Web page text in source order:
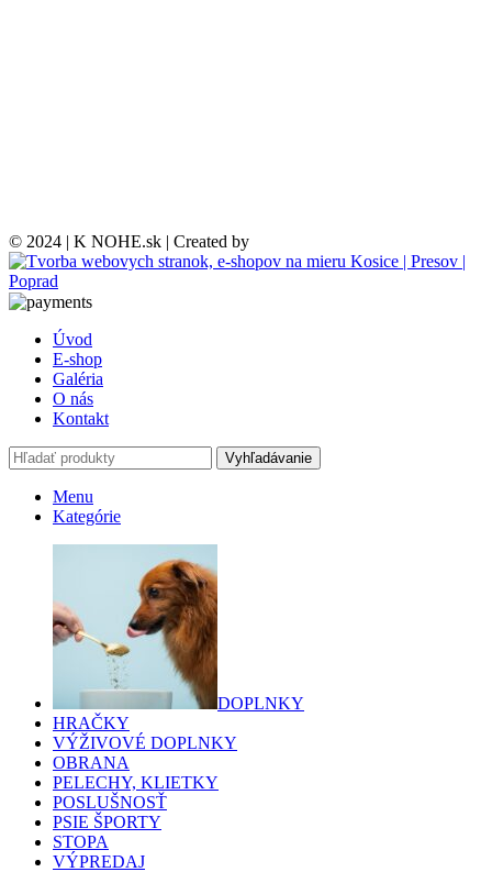
© 2024 | K NOHE.sk | Created by
Úvod
E-shop
Galéria
O nás
Kontakt
Vyhľadávanie
Menu
Kategórie
DOPLNKY
HRAČKY
VÝŽIVOVÉ DOPLNKY
OBRANA
PELECHY, KLIETKY
POSLUŠNOSŤ
PSIE ŠPORTY
STOPA
VÝPREDAJ